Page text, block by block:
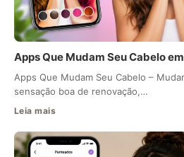
Apps Que Mudam Seu Cabelo
Apps Que Mudam Seu Cabelo –
sensação boa de renovação,…
Leia mais